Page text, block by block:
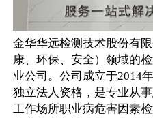
金华华远检测技术股份有
康、环保、安全）领域的
业公司。公司成立于2014
独立法人资格，是专业从
工作场所职业病危害因素